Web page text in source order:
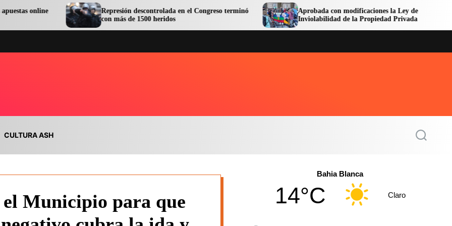
Represión descontrolada en el Congreso terminó
con más de 1500 heridos
Aprobada con modificaciones la Ley de
Inviolabilidad de la Propiedad Privada
CULTURA ASH
S
Municipio para que
Bahia Blanca
14°C Claro